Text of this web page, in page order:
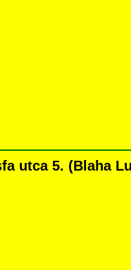
utca 5. (Blaha